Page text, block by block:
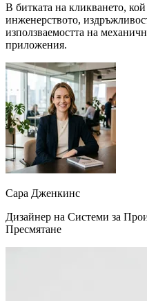
В битката на кликването,
инженерството,
използваемостта на
приложения.
Сара Дженкинс
Дизайнер на Системи за
Пресмятане